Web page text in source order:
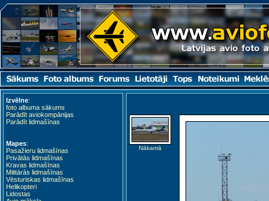
Izvēlne:
foto albuma sākums
Parādīt aviokompānijas
Parādīt lidmašīnas
Mapes:
Pasažieru lidmašīnas
Privātās lidmašīnas
Kravas lidmašīnas
Militārās lidmašīnas
Vēsturiskas lidmašīnas
Helikopteri
Lidostas
Nākamā